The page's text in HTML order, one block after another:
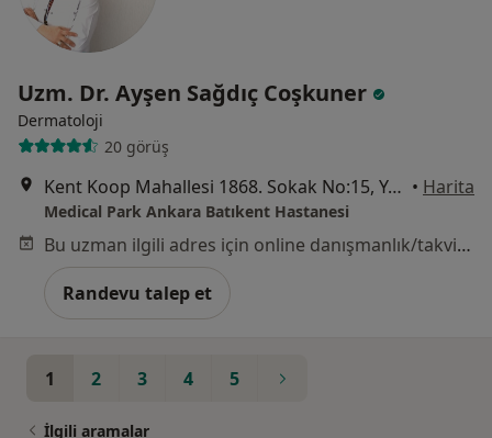
Uzm. Dr. Ayşen Sağdıç Coşkuner
Dermatoloji
20 görüş
Kent Koop Mahallesi 1868. Sokak No:15, Yenimahalle • Harita
Medical Park Ankara Batıkent Hastanesi
Bu uzman ilgili adres için online danışmanlık/takvim sunmuyor.
Randevu talep et
1 2 3 4 5
İlgili aramalar